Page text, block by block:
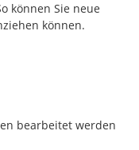
können Sie neue
können.
bearbeitet werden